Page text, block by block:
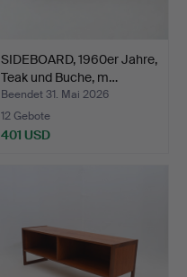
SIDEBOARD, 1960er Jahre,
Teak und Buche, m…
Beendet 31. Mai 2026
12 Gebote
401 USD